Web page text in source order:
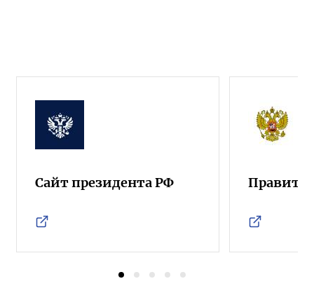
Сайт президента РФ